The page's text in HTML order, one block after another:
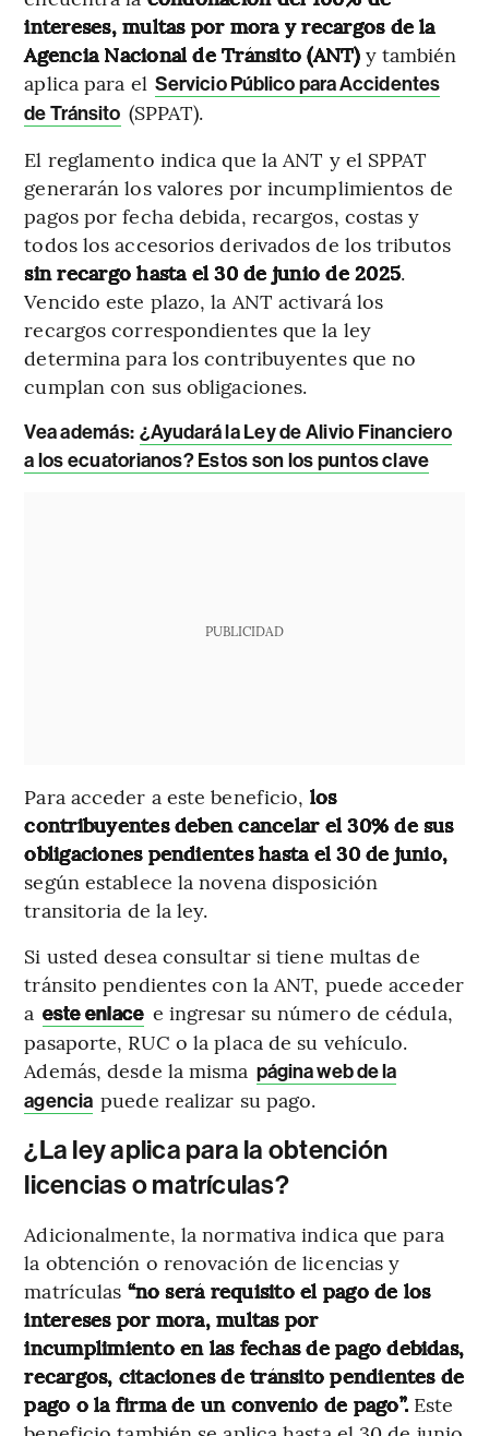
intereses, multas por mora y recargos de la
Agencia Nacional de Tránsito (ANT)y también
aplica para el Servicio Público para Accidentes
de Tránsito (SPPAT).
El reglamento indica que la ANT y el SPPAT
generarán los valores por incumplimientos de
pagos por fecha debida, recargos, costas y
todos los accesorios derivados de los tributos
sin recargo hasta el 30 de junio de 2025.
Vencido este plazo, la ANT activará los
recargos correspondientes que la ley
determina para los contribuyentes que no
cumplan con sus obligaciones.
Vea además: ¿Ayudará la Ley de Alivio Financiero
a los ecuatorianos? Estos son los puntos clave
PUBLICIDAD
Para acceder a este beneficio, los
contribuyentes deben cancelar el 30% de sus
obligaciones pendientes hasta el 30 de junio,
según establece la novena disposición
transitoria de la ley.
Si usted desea consultar si tiene multas de
tránsito pendientes con la ANT, puede acceder
a este enlace e ingresar su número de cédula,
pasaporte, RUC o la placa de su vehículo.
Además, desde la misma página web de la
agencia puede realizar su pago.
¿La ley aplica para la obtención
licencias o matrículas?
Adicionalmente, la normativa indica que para
la obtención o renovación de licencias y
matrículas “no será requisito el pago de los
intereses por mora, multas por
incumplimiento en las fechas de pago debidas,
recargos, citaciones de tránsito pendientes de
pago o la firma de un convenio de pago”. Este